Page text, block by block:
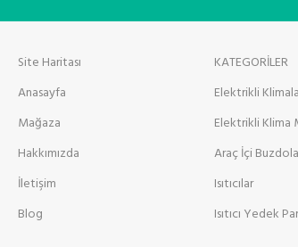
Site Haritası
Anasayfa
Mağaza
Hakkımızda
İletişim
Blog
KATEGORİLER
Elektrikli
Elektrikli Klima
Araç İçi
Isıtıcılar
Isıtıcı Yedek